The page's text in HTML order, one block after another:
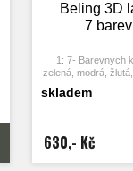
Beling 3D
7
1: 7- Barevných
zelená, modrá,
rozsvítí jedna
3: Automaticky
Stiskněte
skladem
630,- Kč